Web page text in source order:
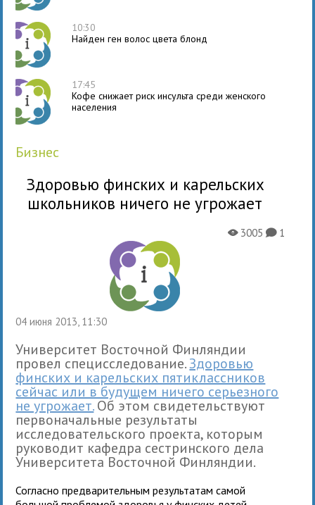
10:30
Найден ген волос цвета блонд
17:45
Кофе снижает риск инсульта среди женского
населения
бизнес
Здоровью финских и карельских
школьников ничего не угрожает
04 июня 2013, 11:30
X3005K1
Университет Восточной Финляндии
провел специсследование.Здоровью
финских и карельских пятиклассников
сейчас или в будущем ничего серьезного
не угрожает.Об этом свидетельствуют
первоначальные результаты
исследовательского проекта, которым
руководит кафедра сестринского дела
Университета Восточной Финляндии.
Согласно предварительным результатам самой